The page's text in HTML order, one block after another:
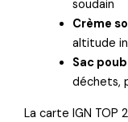
soudain
Crème
altitude
Sac
déchets,
La carte IGN TOP